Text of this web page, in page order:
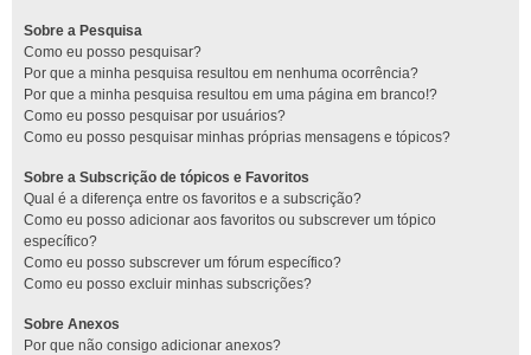
Sobre a Pesquisa
Como eu posso pesquisar?
Por que a minha pesquisa resultou em nenhuma ocorrência?
Por que a minha pesquisa resultou em uma página em branco!?
Como eu posso pesquisar por usuários?
Como eu posso pesquisar minhas próprias mensagens e tópicos?
Sobre a Subscrição de tópicos e Favoritos
Qual é a diferença entre os favoritos e a subscrição?
Como eu posso adicionar aos favoritos ou subscrever um tópico
específico?
Como eu posso subscrever um fórum específico?
Como eu posso excluir minhas subscrições?
Sobre Anexos
Por que não consigo adicionar anexos?